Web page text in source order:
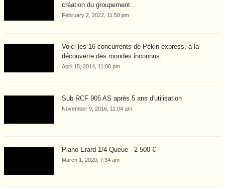
création du groupement...
February 2, 2022, 11:58 pm
Voici les 16 concurrents de Pékin express, à la
découverte des mondes inconnus.
April 15, 2014, 11:08 pm
Sub RCF 905 AS après 5 ans d'utilisation
November 9, 2016, 11:04 am
Piano Erard 1/4 Queue - 2 500 €
March 1, 2020, 7:34 am